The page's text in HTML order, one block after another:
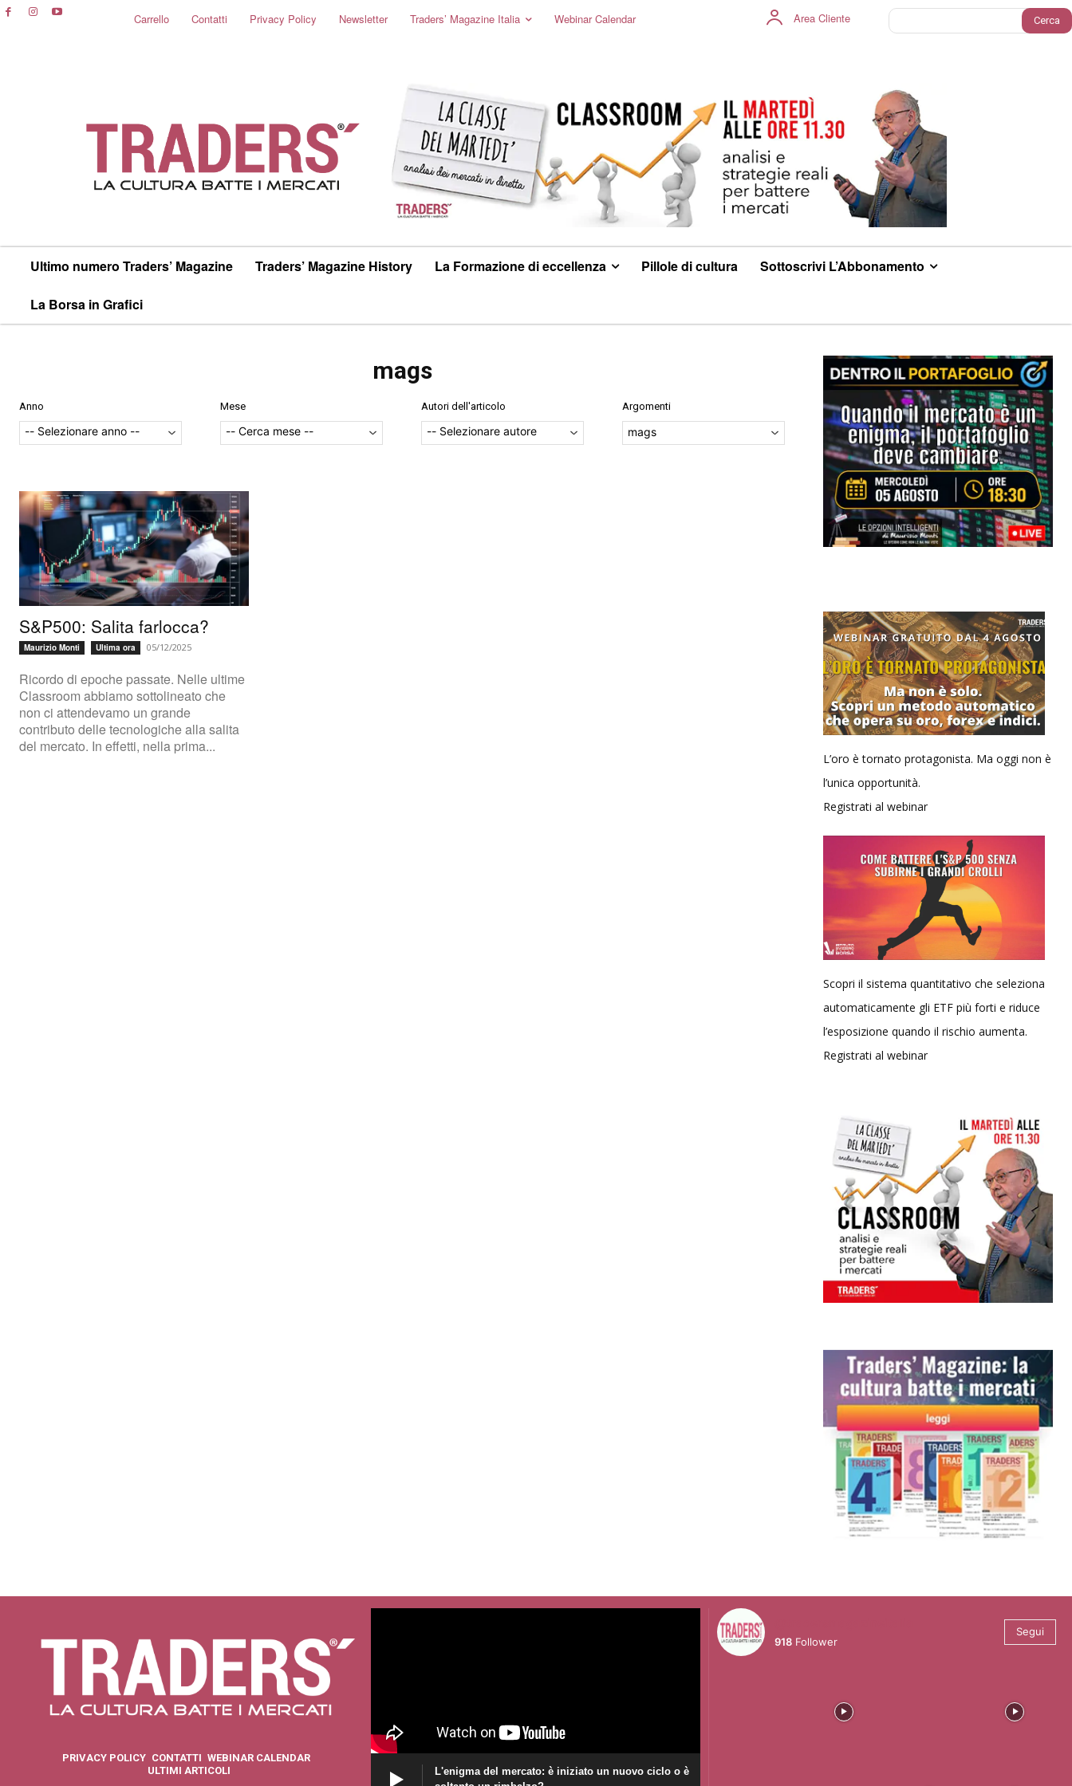
Carrello Contatti Privacy Policy Newsletter Traders’ Magazine Italia Webinar Calendar Area Cliente Cerca
Ultimo numero Traders’ Magazine Traders’ Magazine History La Formazione di eccellenza Pillole di cultura Sottoscrivi L’Abbonamento
La Borsa in Grafici
mags
Anno Mese Autori dell'articolo Argomenti
mags
S&P500: Salita farlocca?
Maurizio Monti Ultima ora 05/12/2025
Ricordo di epoche passate. Nelle ultime
Classroom abbiamo sottolineato che
non ci attendevamo un grande
contributo delle tecnologiche alla salita
del mercato. In effetti, nella prima...
L’oro è tornato protagonista. Ma oggi non è
l’unica opportunità.
Registrati al webinar
Scopri il sistema quantitativo che seleziona
automaticamente gli ETF più forti e riduce
l’esposizione quando il rischio aumenta.
Registrati al webinar
PRIVACY POLICY CONTATTI WEBINAR CALENDAR
ULTIMI ARTICOLI
L'enigma del mercato: è iniziato un nuovo ciclo o è
918 Follower
Segui